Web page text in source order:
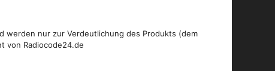
werden nur zur Verdeutlichung des Produkts (dem
von Radiocode24.de